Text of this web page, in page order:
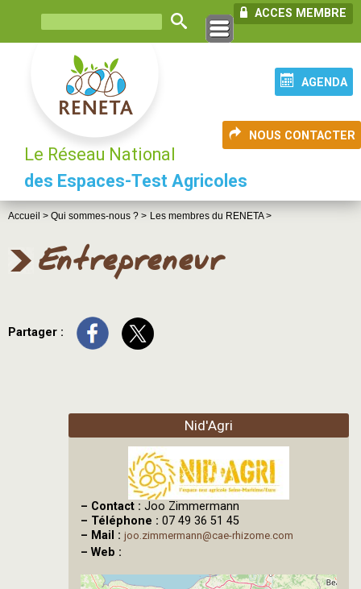
ACCES MEMBRE
AGENDA
NOUS CONTACTER
Le Réseau National
des Espaces-Test Agricoles
Accueil > Qui sommes-nous ? > Les membres du RENETA >
Entrepreneur
Partager :
Nid'Agri
– Contact : Joo Zimmermann
– Téléphone : 07 49 36 51 45
– Mail : joo.zimmermann@cae-rhizome.com
– Web :